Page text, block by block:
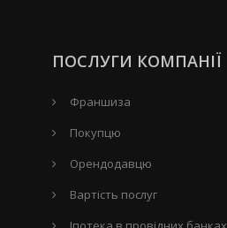
ПОСЛУГИ КОМПАНІЇ
Франшиза
Покупцю
Орендодавцю
Вартість послуг